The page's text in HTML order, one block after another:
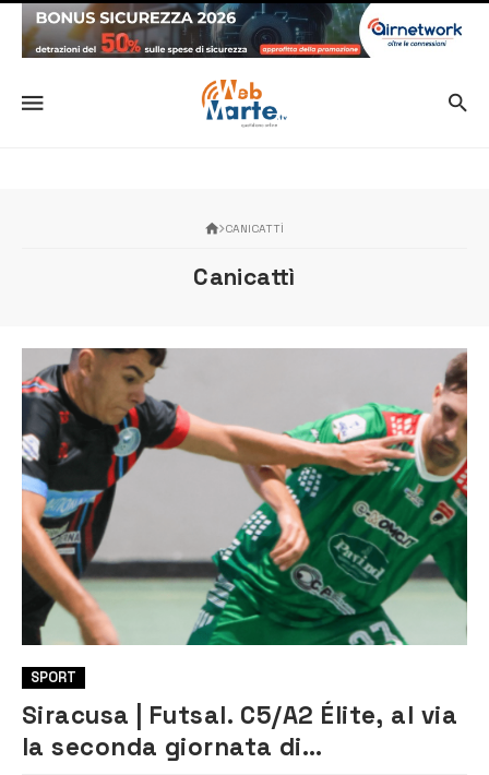
CANICATTÌ
Canicattì
SPORT
Siracusa | Futsal. C5/A2 Élite, al via
la seconda giornata di